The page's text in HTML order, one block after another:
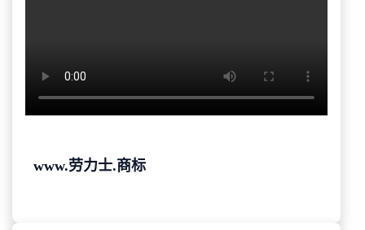
www.劳力士.商标